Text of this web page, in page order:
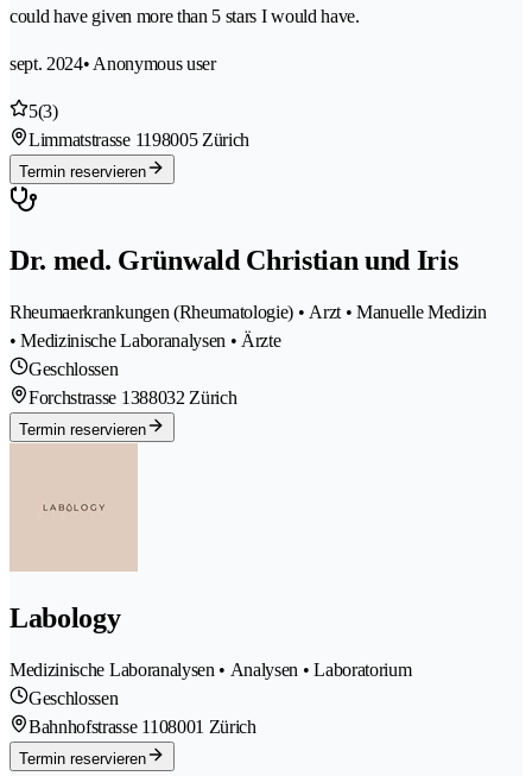
could have given more than 5 stars I would have.
sept. 2024• Anonymous user
5(3)
Limmatstrasse 1198005 Zürich
Termin reservieren
Dr. med. Grünwald Christian und Iris
Rheumaerkrankungen (Rheumatologie) • Arzt • Manuelle Medizin
• Medizinische Laboranalysen • Ärzte
Geschlossen
Forchstrasse 1388032 Zürich
Termin reservieren
Labology
Medizinische Laboranalysen • Analysen • Laboratorium
Geschlossen
Bahnhofstrasse 1108001 Zürich
Termin reservieren